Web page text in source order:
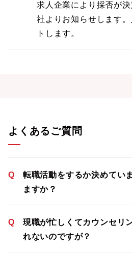
求人企業により採否が
社よりお知らせします
トします。
よくあるご質問
Q
転職活動をするか決めてい
ますか？
Q
現職が忙しくてカウンセリ
れないのですが？